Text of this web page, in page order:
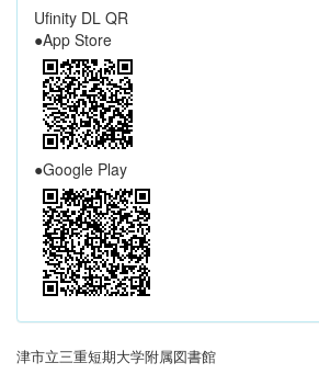
Ufinity DL QR
●App Store
●Google Play
津市立三重短期大学附属図書館